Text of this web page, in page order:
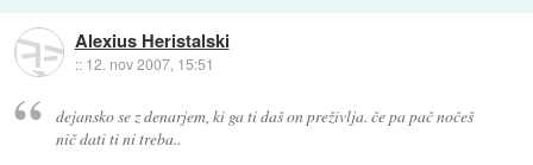
Alexius Heristalski
:: 12. nov 2007, 15:51
dejansko se z denarjem, ki ga ti daš on preživlja. če pa pač nočeš
nič dati ti ni treba..